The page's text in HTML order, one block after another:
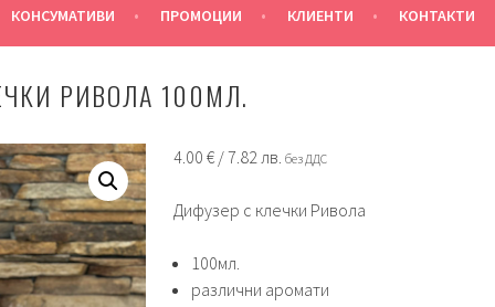
КОНСУМАТИВИ ПРОМОЦИИ КЛИЕНТИ КОНТАКТИ
РИВОЛА 100МЛ.
4.00 €/ 7.82 лв. без ДДС
Дифузер с клечки Ривола
100мл.
различни аромати